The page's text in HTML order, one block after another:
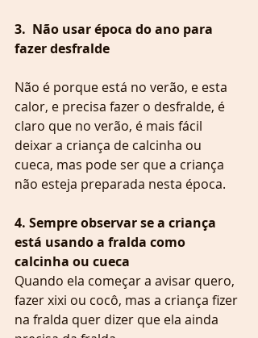
3.  Não usar época do ano para
fazer desfralde
Não é porque está no verão, e esta
calor, e precisa fazer o desfralde, é
claro que no verão, é mais fácil
deixar a criança de calcinha ou
cueca, mas pode ser que a criança
não esteja preparada nesta época.
4. Sempre observar se a criança
está usando a fralda como
calcinha ou cueca
Quando ela começar a avisar quero,
fazer xixi ou cocô, mas a criança fizer
na fralda quer dizer que ela ainda